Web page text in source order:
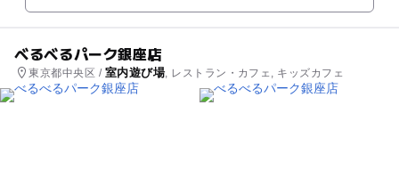
べるべるパーク銀座店
東京都中央区 / 室内遊び場, レストラン・カフェ, キッズカフェ